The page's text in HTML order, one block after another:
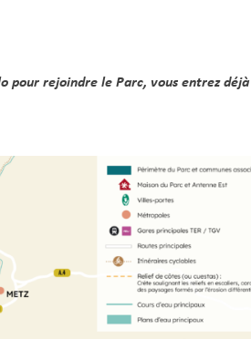
rejoindre le Parc, vous entrez